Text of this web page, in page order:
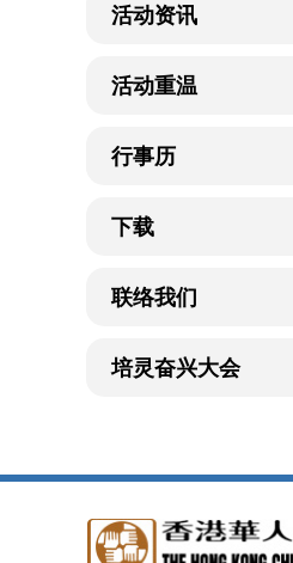
活动资讯
活动重温
行事历
下载
联络我们
培灵奋兴大会